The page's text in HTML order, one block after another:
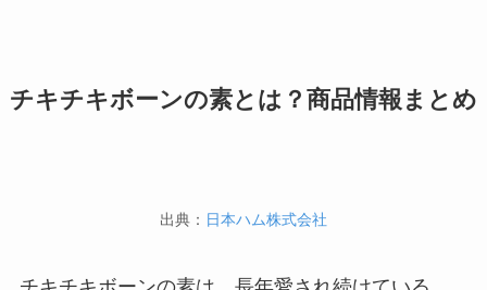
チキチキボーンの素とは？商品情報まとめ
出典： 日本ハム株式会社